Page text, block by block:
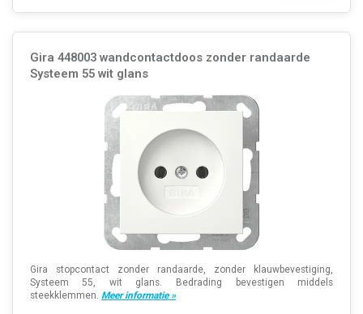
Gira 448003 wandcontactdoos zonder randaarde
Systeem 55 wit glans
Gira stopcontact zonder randaarde, zonder klauwbevestiging,
Systeem 55, wit glans. Bedrading bevestigen middels
steekklemmen. Meer informatie »